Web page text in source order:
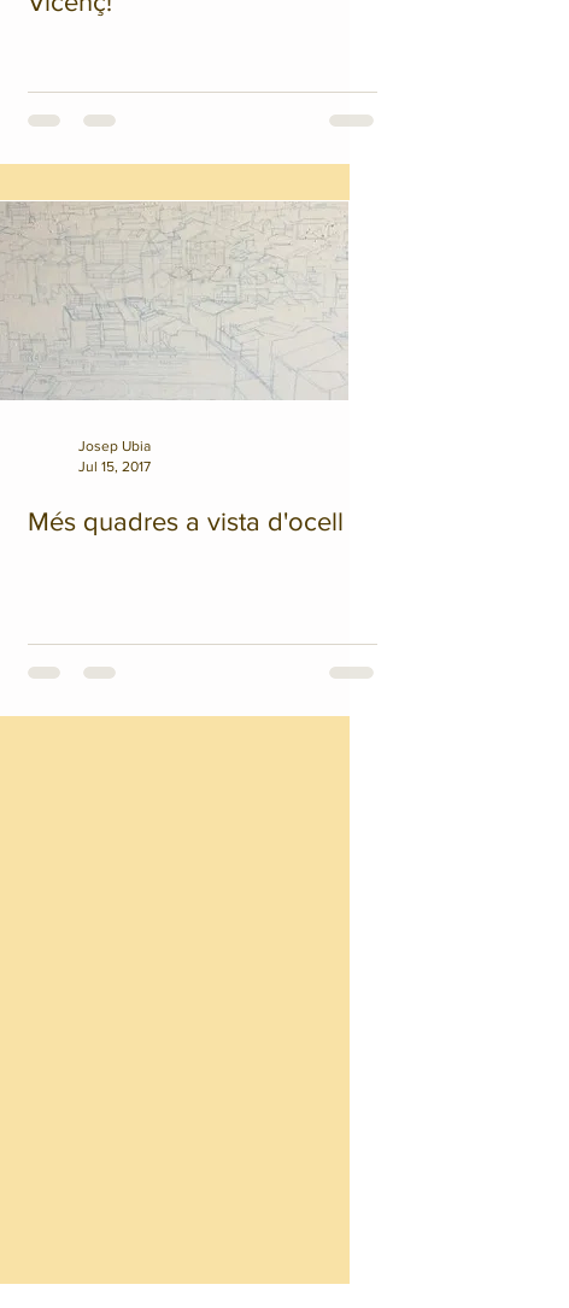
Josep Ubia
Jul 15, 2017
Més quadres a vista d'ocell